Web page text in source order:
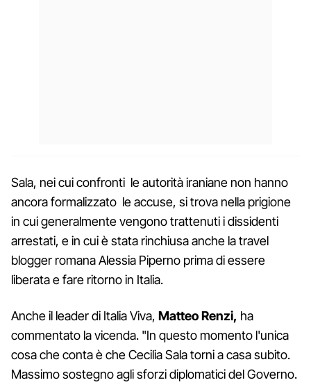
Sala, nei cui confronti le autorità iraniane non hanno
ancora formalizzato le accuse, si trova nella prigione
in cui generalmente vengono trattenuti i dissidenti
arrestati, e in cui è stata rinchiusa anche la travel
blogger romana Alessia Piperno prima di essere
liberata e fare ritorno in Italia.
Anche il leader di Italia Viva, Matteo Renzi, ha
commentato la vicenda. "In questo momento l'unica
cosa che conta è che Cecilia Sala torni a casa subito.
Massimo sostegno agli sforzi diplomatici del Governo.